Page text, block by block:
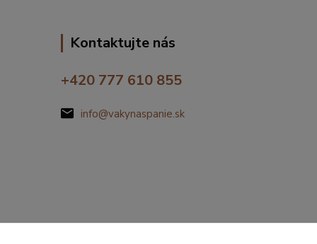
Kontaktujte nás
+420 777 610 855
info@vakynaspanie.sk